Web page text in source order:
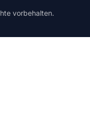
vorbehalten.